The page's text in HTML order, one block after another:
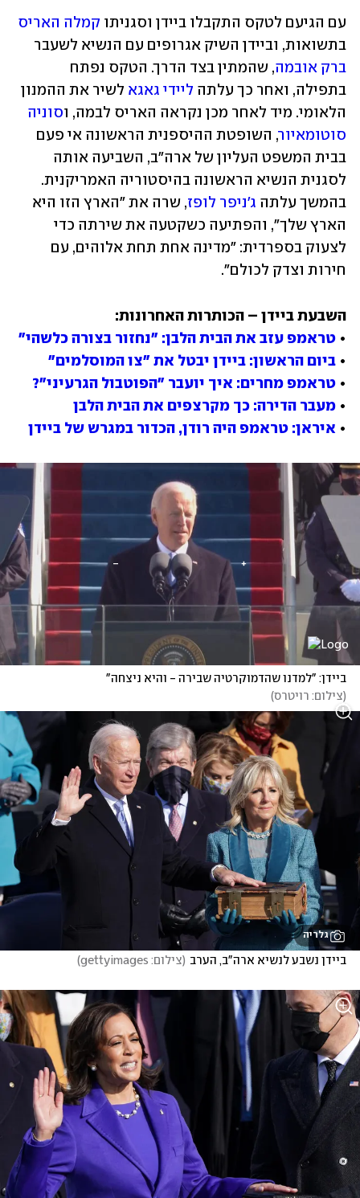
עם הגיעם לטקס התקבלו ביידן וסגניתו קמלה האריס
בתשואות, וביידן השיק אגרופים עם הנשיא לשעבר
ברק אובמה
בתפילה, ואחר כך עלתה ליידי גאגא
הלאומי. מיד לאחר מכן נקראה האריס לבמה, ו
סוטומאיור
בהמשך עלתה ג'ניפר לופז
חירות וצדק לכולם".
• טראמפ עזב את הבית הלבן: "נחזור בצורה כלשהי"
• ביום הראשון: ביידן יבטל את "צו המוסלמים"
• טראמפ מחרים: איך יועבר "הפוטבול הגרעיני"?
• מעבר הדירה: כך מקרצפים את הבית הלבן
• איראן: טראמפ היה רודן, הכדור במגרש של ביידן
ביידן: "למדנו שהדמוקרטיה שבירה - והיא ניצחה"
(צילום: רויטרס)
גלריה
ביידן נשבע לנשיא ארה"ב, הערב (צילום: gettyimages )